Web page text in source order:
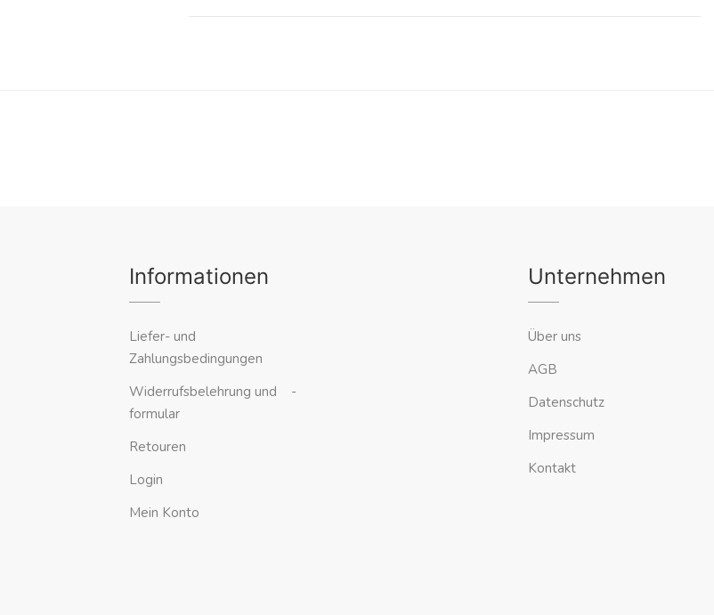
Informationen
Liefer- und
Zahlungsbedingungen
Widerrufsbelehrung und -
formular
Retouren
Login
Mein Konto
Unternehmen
Über uns
AGB
Datenschutz
Impressum
Kontakt